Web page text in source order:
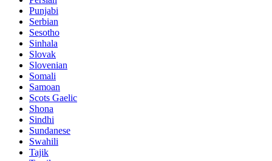
Punjabi
Serbian
Sesotho
Sinhala
Slovak
Slovenian
Somali
Samoan
Scots Gaelic
Shona
Sindhi
Sundanese
Swahili
Tajik